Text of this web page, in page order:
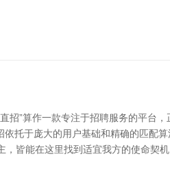
”算作一款专注于招聘服务的平台
托于庞大的用户基础和精确的匹配
皆能在这里找到适宜我方的使命契